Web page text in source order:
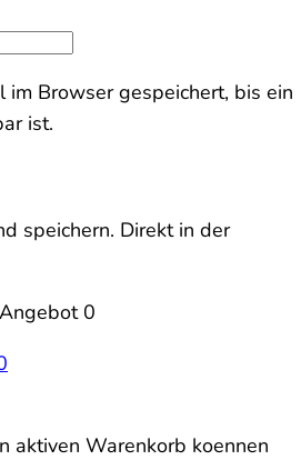
Browser gespeichert, bis ein
ist.
speichern. Direkt in der
0
aktiven Warenkorb koennen